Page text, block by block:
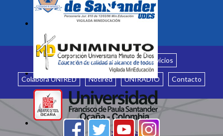
Inicio ¿Quiénes somos? Servicios
Colabora UNIRED Notired UNIRADIO Contacto